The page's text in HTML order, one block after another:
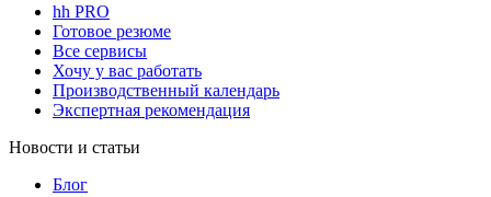
hh PRO
Готовое резюме
Все сервисы
Хочу у вас работать
Производственный календарь
Экспертная рекомендация
Новости и статьи
Блог